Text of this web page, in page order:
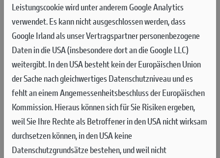
BAGNAIA GEWINNT IN MUGELLO
ALLES, BASTIANINI AM SONNTAG
ZWEITER
Zweiter Platz für Marc Márquez im Sprintrennen, im Hauptrennen vier
Desmosedici GP-Maschinen unter den ersten Vier, Jorge Martín (Pramac
Racing Team) auf Platz drei vor Marc Márquez (Gresini Racing MotoGP)
SAMSTAG #SPRINTRACE ITALIA MUGELLO
Francesco Bagnaia und das Ducati Lenovo Team haben das
Leistungscookie wird unter anderem Google Analytics
verwendet. Es kann nicht ausgeschlossen werden, dass
Google Irland als unser Vertragspartner personenbezogene
Daten in die USA (insbesondere dort an die Google LLC)
weitergibt. In den USA besteht kein der Europäischen Union
der Sache nach gleichwertiges Datenschutzniveau und es
fehlt an einem Angemessenheitsbeschluss der Europäischen
Kommission. Hieraus können sich für Sie Risiken ergeben,
weil Sie Ihre Rechte als Betroffener in den USA nicht wirksam
durchsetzen können, in den USA keine
Datenschutzgrundsätze bestehen, und weil nicht